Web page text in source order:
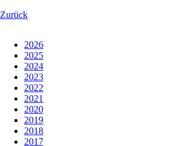
Zurück
2026
2025
2024
2023
2022
2021
2020
2019
2018
2017